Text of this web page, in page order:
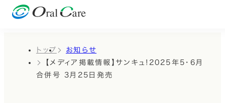
トップ
お知らせ
【メディア掲載情報】サンキュ!2025年5・6月
合併号 3月25日発売